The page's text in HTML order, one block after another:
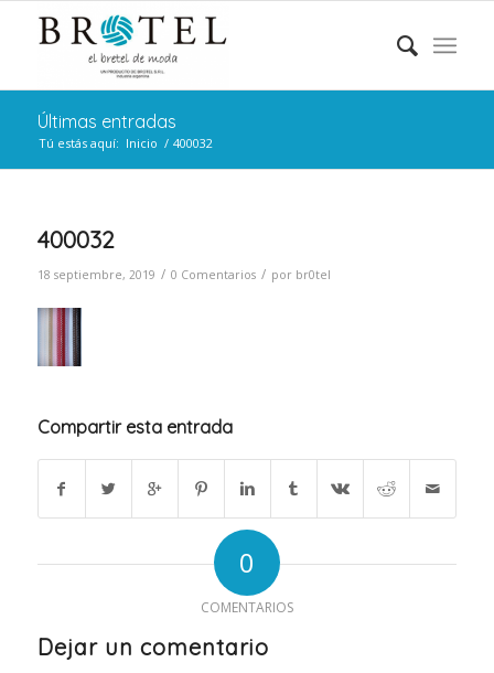
Últimas entradas
Tú estás aquí: Inicio / 400032
400032
18 septiembre, 2019 / 0 Comentarios / por br0tel
Compartir esta entrada
0
COMENTARIOS
Dejar un comentario